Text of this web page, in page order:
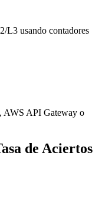
L3 usando contadores
AWS API Gateway o
de Aciertos